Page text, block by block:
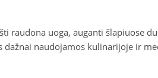
raudona uoga, auganti šlapiuose
naudojamos kulinarijoje ir